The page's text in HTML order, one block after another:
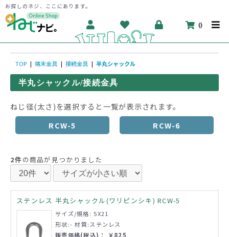
お探しのネジ、ここにあります。
0
TOP | 端末金具 | 接続金具 | 半丸シャックル
半丸シャックル/接続金具
ねじ径(太さ)を選択すると一覧が表示されます。
RCW-5
RCW-6
2件の商品が見つかりました
ステンレス 半丸シャックル(ワリピンシキ) RCW-5
サイズ/規格: 5X21
形状:- 材質:ステンレス
販売価格(税込)： ￥825